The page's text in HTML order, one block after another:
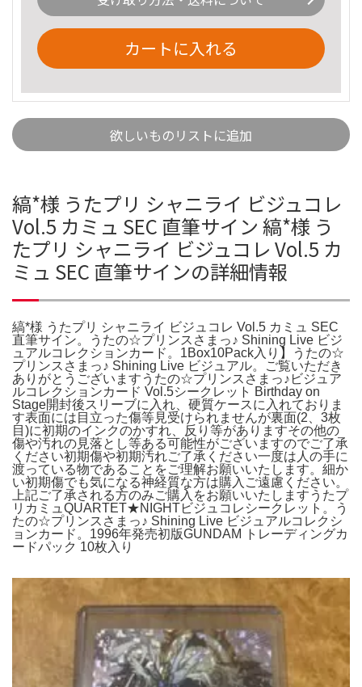
カートに入れる
欲しいものリストに追加
縞*様 うたプリ シャニライ ビジュコレ
Vol.5 カミュ SEC 直筆サイン 縞*様 う
たプリ シャニライ ビジュコレ Vol.5 カ
ミュ SEC 直筆サインの詳細情報
縞*様 うたプリ シャニライ ビジュコレ Vol.5 カミュ SEC
直筆サイン。うたの☆プリンスさまっ♪ Shining Live ビジ
ュアルコレクションカード。1Box10Pack入り】うたの☆
プリンスさまっ♪ Shining Live ビジュアル。ご覧いただき
ありがとうございますうたの☆プリンスさまっ♪ビジュア
ルコレクションカード Vol.5シークレット Birthday on
Stage開封後スリーブに入れ、硬質ケースに入れておりま
す表面には目立った傷等見受けられませんが裏面(2、3枚
目)に初期のインクのかすれ、反り等がありますその他の
傷や汚れの見落とし等ある可能性がございますのでご了承
ください初期傷や初期汚れご了承ください一度は人の手に
渡っている物であることをご理解お願いいたします。細か
い初期傷でも気になる神経質な方は購入ご遠慮ください。
上記ご了承される方のみご購入をお願いいたしますうたプ
リカミュQUARTET★NIGHTビジュコレシークレット。う
たの☆プリンスさまっ♪ Shining Live ビジュアルコレクシ
ョンカード。1996年発売初版GUNDAM トレーディングカ
ードパック 10枚入り